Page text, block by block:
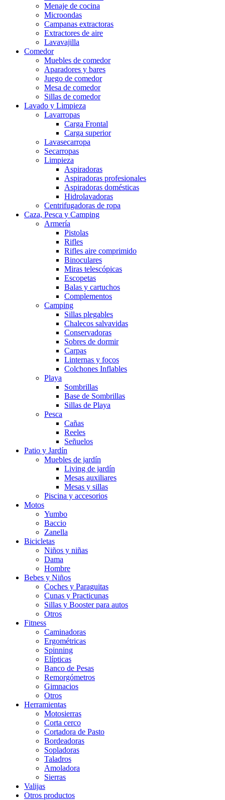
Menaje de cocina
Microondas
Campanas extractoras
Extractores de aire
Lavavajilla
Comedor
Muebles de comedor
Aparadores y bares
Juego de comedor
Mesa de comedor
Sillas de comedor
Lavado y Limpieza
Lavarropas
Carga Frontal
Carga superior
Lavasecarropa
Secarropas
Limpieza
Aspiradoras
Aspiradoras profesionales
Aspiradoras domésticas
Hidrolavadoras
Centrifugadoras de ropa
Caza, Pesca y Camping
Armería
Pistolas
Rifles
Rifles aire comprimido
Binoculares
Miras telescópicas
Escopetas
Balas y cartuchos
Complementos
Camping
Sillas plegables
Chalecos salvavidas
Conservadoras
Sobres de dormir
Carpas
Linternas y focos
Colchones Inflables
Playa
Sombrillas
Base de Sombrillas
Sillas de Playa
Pesca
Cañas
Reeles
Señuelos
Patio y Jardín
Muebles de jardín
Living de jardín
Mesas auxiliares
Mesas y sillas
Piscina y accesorios
Motos
Yumbo
Baccio
Zanella
Bicicletas
Niños y niñas
Dama
Hombre
Bebes y Niños
Coches y Paraguitas
Cunas y Practicunas
Sillas y Booster para autos
Otros
Fitness
Caminadoras
Ergométricas
Spinning
Elípticas
Banco de Pesas
Remorgómetros
Gimnacios
Otros
Herramientas
Motosierras
Corta cerco
Cortadora de Pasto
Bordeadoras
Sopladoras
Taladros
Amoladora
Sierras
Valijas
Otros productos